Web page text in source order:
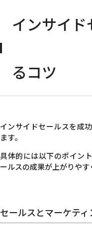
インサイ
るコツ
インサイドセールスを成
ます。
具体的には以下のポイン
ールスの成果が上がりやす
セールスとマーケテ